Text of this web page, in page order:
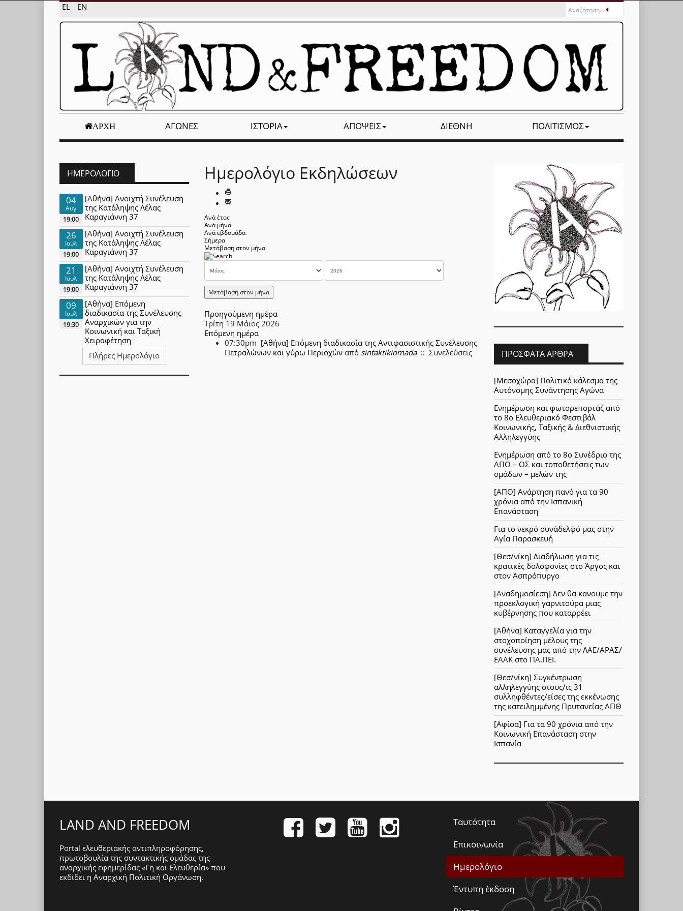
EL EN
ΑΡΧΉ ΑΓΏΝΕΣ ΙΣΤΟΡΊΑ ΑΠΌΨΕΙΣ ΔΙΕΘΝΉ ΠΟΛΙΤΙΣΜΌΣ
Ημερολόγιο Εκδηλώσεων
Ανά έτος
Ανά μήνα
Ανά εβδομάδα
Σήμερα
Μετάβαση στον μήνα
Μετάβαση στον μήνα
Προηγούμενη ημέρα
Τρίτη 19 Μάιος 2026
Επόμενη ημέρα
07:30pm [Αθήνα] Επόμενη διαδικασία της Αντιφασιστικής Συνέλευσης
Πετραλώνων και γύρω Περιοχών από sintaktikiomada:: Συνελεύσεις
ΗΜΕΡΟΛΌΓΙΟ
04
Αυγ
19:00
[Αθήνα] Ανοιχτή Συνέλευση
της Κατάληψης Λέλας
Καραγιάννη 37
26
Ιουλ
19:00
[Αθήνα] Ανοιχτή Συνέλευση
της Κατάληψης Λέλας
Καραγιάννη 37
21
Ιουλ
19:00
[Αθήνα] Ανοιχτή Συνέλευση
της Κατάληψης Λέλας
Καραγιάννη 37
09
Ιουλ
19:30
[Αθήνα] Επόμενη
διαδικασία της Συνέλευσης
Αναρχικών για την
Κοινωνική και Ταξική
Χειραφέτηση
Πλήρες Ημερολόγιο
ΠΡΌΣΦΑΤΑ ΆΡΘΡΑ
[Μεσοχώρα] Πολιτικό κάλεσμα της
Αυτόνομης Συνάντησης Αγώνα
Ενημέρωση και φωτορεπορτάζ από
το 8ο Ελευθεριακό Φεστιβάλ
Κοινωνικής, Ταξικής & Διεθνιστικής
Αλληλεγγύης
Ενημέρωση από το 8ο Συνέδριο της
ΑΠΟ – ΟΣ και τοποθετήσεις των
ομάδων – μελών της
[ΑΠΟ] Ανάρτηση πανό για τα 90
χρόνια από την Ισπανική
Επανάσταση
Για το νεκρό συνάδελφό μας στην
Αγία Παρασκευή
[Θεσ/νίκη] Διαδήλωση για τις
κρατικές δολοφονίες στο Άργος και
στον Ασπρόπυργο
[Αναδημοσίεση] Δεν θα κανουμε την
προεκλογική γαρνιτούρα μιας
κυβέρνησης που καταρρέει
[Αθήνα] Καταγγελία για την
στοχοποίηση μέλους της
συνέλευσης μας από την ΛΑΕ/ΑΡΑΣ/
ΕΑΑΚ στο ΠΑ.ΠΕΙ.
[Θεσ/νίκη] Συγκέντρωση
αλληλεγγύης στους/ις 31
συλληφθέντες/είσες της εκκένωσης
της κατειλημμένης Πρυτανείας ΑΠΘ
[Αφίσα] Για τα 90 χρόνια από την
Κοινωνική Επανάσταση στην
Ισπανία
LAND AND FREEDOM
Portal ελευθεριακής αντιπληροφόρησης,
πρωτοβουλία της συντακτικής ομάδας της
αναρχικής εφημερίδας «Γη και Ελευθερία» που
εκδίδει η Αναρχική Πολιτική Οργάνωση.
Ταυτότητα
Επικοινωνία
Ημερολόγιο
Έντυπη έκδοση